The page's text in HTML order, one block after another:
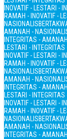
INOVATIF - LESTARI -
RAMAH - INOVATIF -
NASIONALIS
AMANAH -
INTEGRITAS -
LESTARI -
INOVATIF - LESTARI -
RAMAH - INOVATIF -
NASIONALIS
AMANAH -
INTEGRITAS -
LESTARI -
INOVATIF - LESTARI -
RAMAH - INOVATIF -
NASIONALIS
AMANAH -
INTEGRITAS -